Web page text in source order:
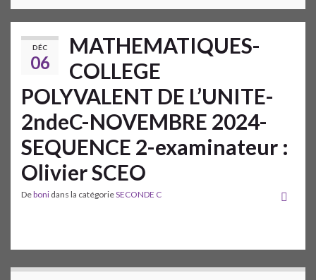
DÉC
06
MATHEMATIQUES-
COLLEGE
POLYVALENT DE L’UNITE-
2ndeC-NOVEMBRE 2024-
SEQUENCE 2-examinateur :
Olivier SCEO
Deboni dans la catégorieSECONDE C